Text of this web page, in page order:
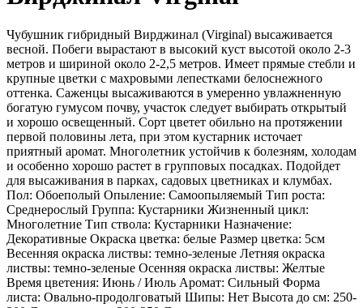
Чубушник гибридный Вирджинал (Virginal) высаживается
весной. Побеги вырастают в высокий куст высотой около 2-3
метров и шириной около 2-2,5 метров. Имеет прямые стебли и
крупные цветки с махровыми лепестками белоснежного
оттенка. Саженцы высаживаются в умеренно увлажненную
богатую гумусом почву, участок следует выбирать открытый
и хорошо освещенный. Сорт цветет обильно на протяжении
первой половины лета, при этом кустарник источает
приятный аромат. Многолетник устойчив к болезням, холодам
и особенно хорошо растет в групповых посадках. Подойдет
для высаживания в парках, садовых цветниках и клумбах.
Пол: Обоеполый Опыление: Самоопыляемый Тип роста:
Среднерослый Группа: Кустарники Жизненный цикл:
Многолетние Тип ствола: Кустарники Назначение:
Декоративные Окраска цветка: белые Размер цветка: 5см
Весенняя окраска листвы: темно-зеленые Летняя окраска
листвы: темно-зеленые Осенняя окраска листвы: Желтые
Время цветения: Июнь / Июль Аромат: Сильный Форма
листа: Овально-продолговатый Шипы: Нет Высота до см: 250-